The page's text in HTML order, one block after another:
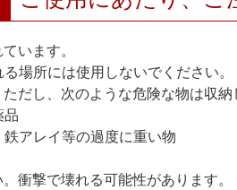
います。
場所には使用しないでください。
だし、次のような危険な物は収納
品
アレイ等の過度に重い物
衝撃で壊れる可能性があります。